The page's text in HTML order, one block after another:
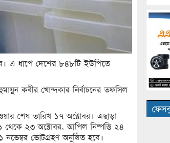
এ ধাপে দেশের ৮৪৮টি ইউপিতে
কবীর খোন্দকার নির্বাচনের তফসিল
শেষ তারিখ ১৭ অক্টোবর। এছাড়া
থেকে ২৩ অক্টোবর, আপিল নিষ্পত্তি ২৪
নভেম্বর ভোটগ্রহণ অনুষ্ঠিত হবে।